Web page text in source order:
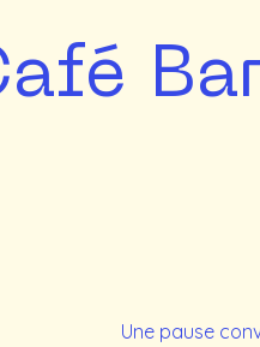
Une pause